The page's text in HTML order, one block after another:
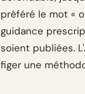
préféré le mot «
guidance
soient publiées.
figer une